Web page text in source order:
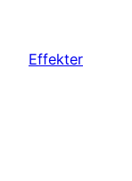
innehåll
Effekter